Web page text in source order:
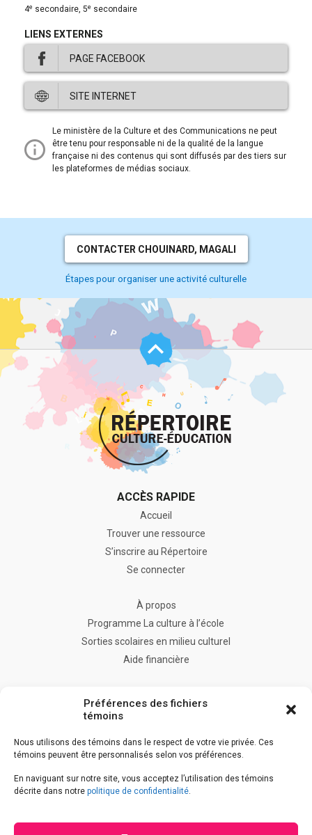
Préférences des fichiers
témoins
Nous utilisons des témoins dans le respect de votre vie privée. Ces
témoins peuvent être personnalisés selon vos préférences.
En naviguant sur notre site, vous acceptez l’utilisation des témoins
décrite dans notre politique de confidentialité.
4e secondaire, 5e secondaire
LIENS EXTERNES
PAGE FACEBOOK
lien
ouvre
une
nouvelle
fenêtre.
SITE INTERNET
lien
ouvre
dans
Le ministère de la Culture et des Communications ne peut
être tenu pour responsable ni de la qualité de la langue
française ni des contenus qui sont diffusés par des tiers sur
les plateformes de médias sociaux.
CONTACTER CHOUINARD, MAGALI
Étapes pour organiser une activité culturelle
de
page
ACCÈS RAPIDE
Accueil
Trouver une ressource
S’inscrire au Répertoire
Se connecter
À propos
Programme La culture à l’école
Sorties scolaires en milieu culturel
Aide financière
Accessibilité
Politique de confidentialité